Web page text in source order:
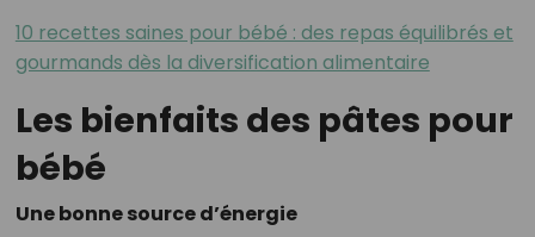
10 recettes saines pour bébé : des repas équilibrés et
gourmands dès la diversification alimentaire
Les bienfaits des pâtes pour
bébé
Une bonne source d’énergie